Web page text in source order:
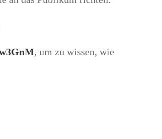
, um zu wissen, wie